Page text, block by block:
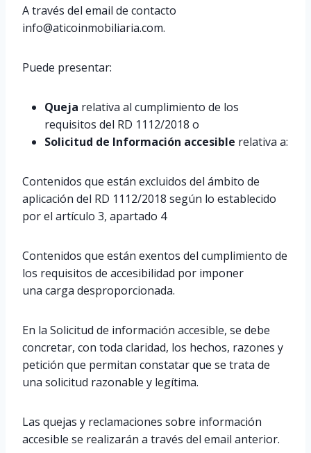
A través del email de contacto
info@aticoinmobiliaria.com.
Puede presentar:
Queja relativa al cumplimiento de los
requisitos del RD 1112/2018 o
Solicitud de Información accesible relativa a:
Contenidos que están excluidos del ámbito de
aplicación del RD 1112/2018 según lo establecido
por el artículo 3, apartado 4
Contenidos que están exentos del cumplimiento de
los requisitos de accesibilidad por imponer
una carga desproporcionada.
En la Solicitud de información accesible, se debe
concretar, con toda claridad, los hechos, razones y
petición que permitan constatar que se trata de
una solicitud razonable y legítima.
Las quejas y reclamaciones sobre información
accesible se realizarán a través del email anterior.